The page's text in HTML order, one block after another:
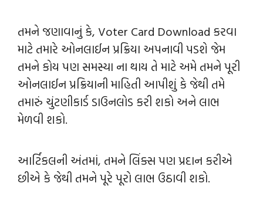
તમને જણાવાનું કે, Voter Card Download કરવા
માટે તમારે ઓનલાઈન પ્રક્રિયા અપનાવી પડશે જેમ
તમને કોય પણ સમસ્યા ના થાય તે માટે અમે તમને પૂરી
ઓનલાઈન પ્રક્રિયાની માહિતી આપીશું કે જેથી તમે
તમારું ચુંટણીકાર્ડ ડાઉનલોડ કરી શકો અને લાભ
મેળવી શકો.
આર્ટિકલની અંતમાં, તમને લિંક્સ પણ પ્રદાન કરીએ
છીએ કે જેથી તમને પૂરે પૂરો લાભ ઉઠાવી શકો.